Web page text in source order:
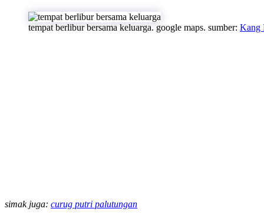
tempat berlibur bersama keluarga. google maps. sumber: Kang
simak juga: curug putri palutungan